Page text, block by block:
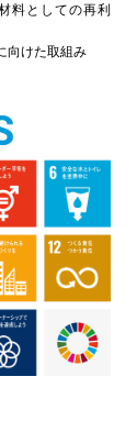
料としての再利
向けた取組み